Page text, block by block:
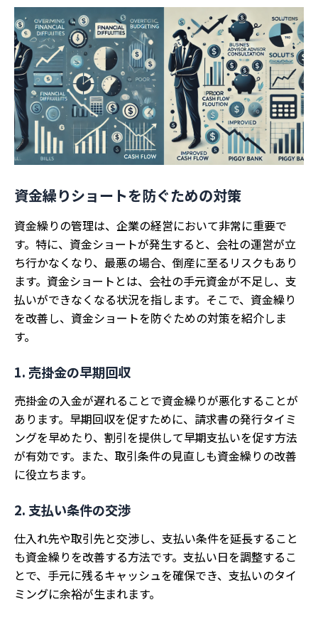
資金繰りショートを防ぐための対策
資金繰りの管理は、企業の経営において非常に重要で
す。特に、資金ショートが発生すると、会社の運営が立
ち行かなくなり、最悪の場合、倒産に至るリスクもあり
ます。資金ショートとは、会社の手元資金が不足し、支
払いができなくなる状況を指します。そこで、資金繰り
を改善し、資金ショートを防ぐための対策を紹介しま
す。
1. 売掛金の早期回収
売掛金の入金が遅れることで資金繰りが悪化することが
あります。早期回収を促すために、請求書の発行タイミ
ングを早めたり、割引を提供して早期支払いを促す方法
が有効です。また、取引条件の見直しも資金繰りの改善
に役立ちます。
2. 支払い条件の交渉
仕入れ先や取引先と交渉し、支払い条件を延長すること
も資金繰りを改善する方法です。支払い日を調整するこ
とで、手元に残るキャッシュを確保でき、支払いのタイ
ミングに余裕が生まれます。